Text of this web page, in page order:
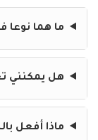
ما هما نوعا
هل يمكنني
ماذا أفعل